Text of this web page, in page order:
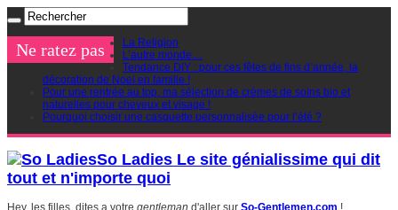
Ne ratez pas
La Religion
L’autre monde…
Tendance DIY : pour ces fêtes de fins d’année, la
décoration de Noel en famille !
Pour une rentrée au top, ma sélection de crèmes de soins bio et
naturelles pour cheveux et visage !
Pourquoi choisir une casquette personnalisée pour l’été ?
So Ladies Le site génialissime qui dit
tout et n'importe quoi
Hey, les filles, dites a votre gentleman d'aller sur So-Gentlemen.com !